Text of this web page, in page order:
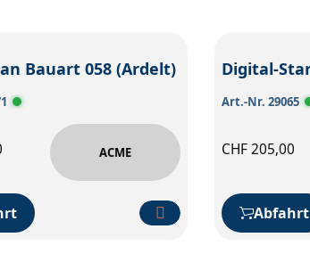
Bauart 058 (Ardelt)
ACME
Art.-Nr. 29065
CHF205,00
Abfahrt